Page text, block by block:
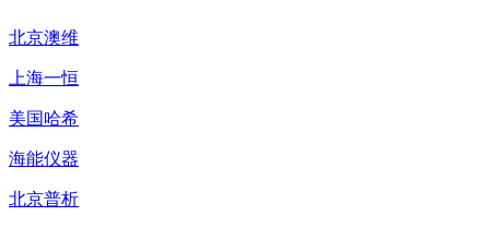
北京澳维
上海一恒
美国哈希
海能仪器
北京普析